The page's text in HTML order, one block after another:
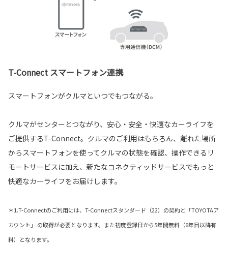
T-Connect スマートフォン連携
スマートフォンがクルマといつでもつながる。
クルマがセンターとつながり、安心・安全・快適なカーライフを
ご提供するT-Connect。クルマのご利用はもちろん、離れた場所
からスマートフォンを使ってクルマの状態を確認、操作できるリ
モートサービスに加え、新たなコネクティッドサービスでもっと
快適なカーライフをお届けします。
＊1.T-Connectのご利用には、T-Connectスタンダード（22）の契約と「TOYOTAア
カウント」 の取得が必要となります。また初度登録日から5年間無料（6年目以降有
料）となります。